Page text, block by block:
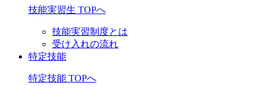
技能実習生 TOPへ
技能実習制度とは
受け入れの流れ
特定技能
特定技能 TOPへ